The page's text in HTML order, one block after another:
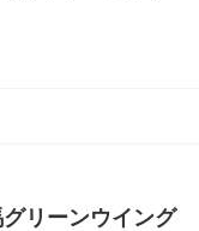
リーンウイング